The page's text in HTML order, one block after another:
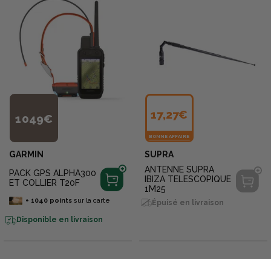
1 049€
GARMIN
PACK GPS ALPHA300
ET COLLIER T20F
+ 1040pointssur la carte
Disponible en livraison
17,27€
BONNE AFFAIRE
SUPRA
ANTENNE SUPRA
IBIZA TELESCOPIQUE
1M25
Épuisé en livraison